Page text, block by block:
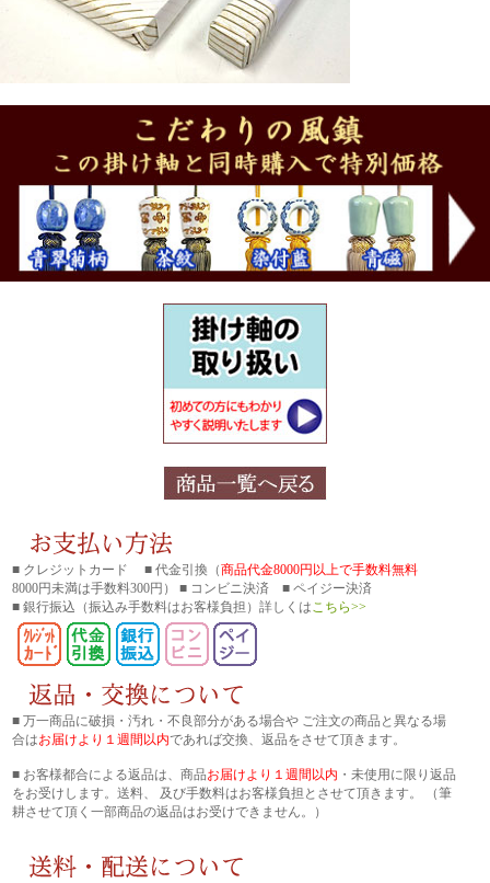
■ クレジットカード ■ 代金引換（商品代金8000円以上で手数料無料
8000円未満は手数料300円） ■ コンビニ決済 ■ ペイジー決済
■ 銀行振込 （振込み手数料はお客様負担）詳しくは こちら>>
■ 万一商品に破損・汚れ・不良部分がある場合や ご注文の商品と異なる場
合はお届けより１週間以内であれば交換、返品をさせて頂きます。
■ お客様都合による返品は、商品お届けより１週間以内 ・未使用に限り返品
をお受けします。送料、 及び手数料はお客様負担とさせて頂きます。 （筆
耕させて頂く一部商品の返品はお受けできません。）